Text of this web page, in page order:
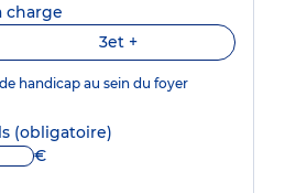
charge
3et +
handicap au sein du foyer
(obligatoire)
€